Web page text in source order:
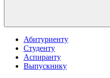
Абитуриенту
Студенту
Аспиранту
Выпускнику